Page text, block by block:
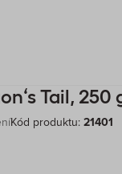
Tail, 250
Kód produktu: 21401